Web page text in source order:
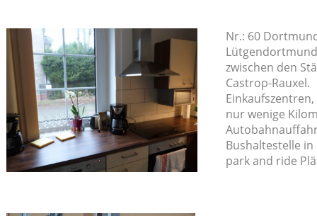
Nr.: 60
zwischen den
Castrop-Rauxel.
nur wenige
Bushaltestelle
park and ride